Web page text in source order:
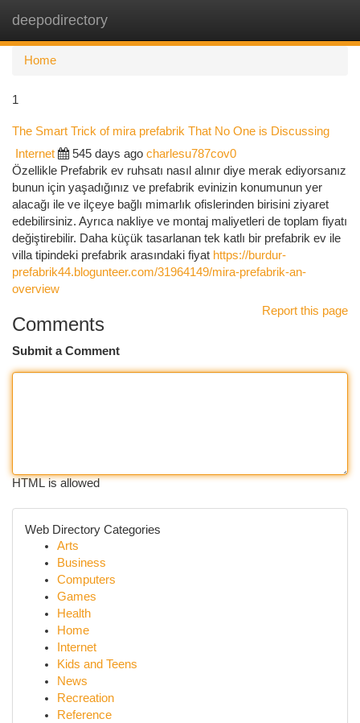
deepodirectory
Home
1
The Smart Trick of mira prefabrik That No One is Discussing
Internet 545 days ago charlesu787cov0
Özellikle Prefabrik ev ruhsatı nasıl alınır diye merak ediyorsanız
bunun için yaşadığınız ve prefabrik evinizin konumunun yer
alacağı ile ve ilçeye bağlı mimarlık ofislerinden birisini ziyaret
edebilirsiniz. Ayrıca nakliye ve montaj maliyetleri de toplam fiyatı
değiştirebilir. Daha küçük tasarlanan tek katlı bir prefabrik ev ile
villa tipindeki prefabrik arasındaki fiyat https://burdur-
prefabrik44.blogunteer.com/31964149/mira-prefabrik-an-
overview
Report this page
Comments
Submit a Comment
HTML is allowed
Web Directory Categories
Arts
Business
Computers
Games
Health
Home
Internet
Kids and Teens
News
Recreation
Reference